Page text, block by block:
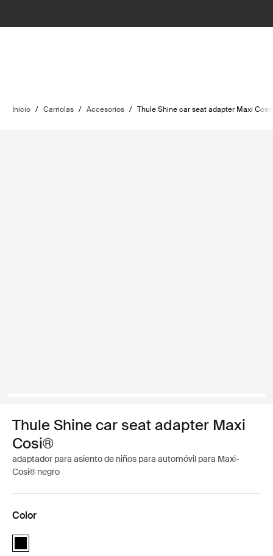
Inicio / Carriolas / Accesorios / Thule Shine car seat adapter Maxi
Thule Shine car seat adapter Maxi
Cosi®
adaptador para asiento de niños para automóvil para Maxi-
Cosi® negro
Color
Thule Shine car seat adapter Maxi Cosi® Negro (selected)